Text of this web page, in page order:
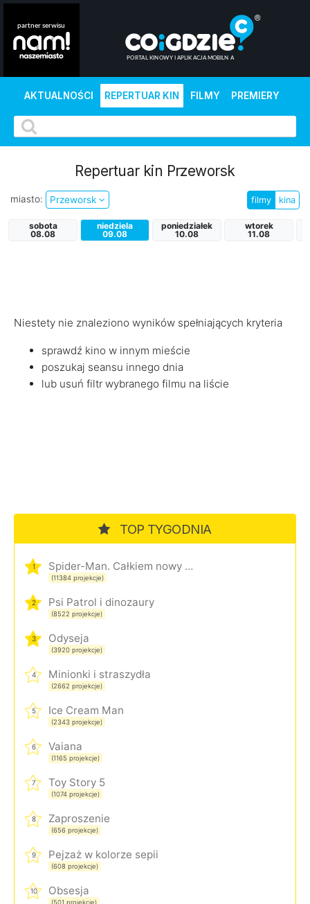
AKTUALNOŚCI REPERTUAR KIN FILMY PREMIERY
Repertuar kin Przeworsk
miasto: Przeworsk filmy kina
sobota
08.08
niedziela
09.08
poniedziałek
10.08
wtorek
11.08
Niestety nie znaleziono wyników spełniających kryteria
sprawdź kino w innym mieście
poszukaj seansu innego dnia
lub usuń filtr wybranego filmu na liście
TOP TYGODNIA
1 Spider-Man. Całkiem nowy dzień
(11384 projekcje)
2 Psi Patrol i dinozaury
(8522 projekcje)
3 Odyseja
(3920 projekcje)
4 Minionki i straszydła
(2662 projekcje)
5 Ice Cream Man
(2343 projekcje)
6 Vaiana
(1165 projekcje)
7 Toy Story 5
(1074 projekcje)
8 Zaproszenie
(656 projekcje)
9 Pejzaż w kolorze sepii
(608 projekcje)
10 Obsesja
(501 projekcje)